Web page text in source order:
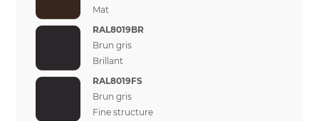
Mat
RAL8019BR
Brun gris
Brillant
RAL8019FS
Brun gris
Fine structure